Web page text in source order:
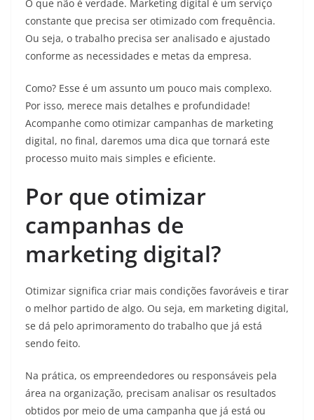
O que não é verdade. Marketing digital é um serviço
constante que precisa ser otimizado com frequência.
Ou seja, o trabalho precisa ser analisado e ajustado
conforme as necessidades e metas da empresa.
Como? Esse é um assunto um pouco mais complexo.
Por isso, merece mais detalhes e profundidade!
Acompanhe como otimizar campanhas de marketing
digital, no final, daremos uma dica que tornará este
processo muito mais simples e eficiente.
Por que otimizar
campanhas de
marketing digital?
Otimizar significa criar mais condições favoráveis e tirar
o melhor partido de algo. Ou seja, em marketing digital,
se dá pelo aprimoramento do trabalho que já está
sendo feito.
Na prática, os empreendedores ou responsáveis pela
área na organização, precisam analisar os resultados
obtidos por meio de uma campanha que já está ou